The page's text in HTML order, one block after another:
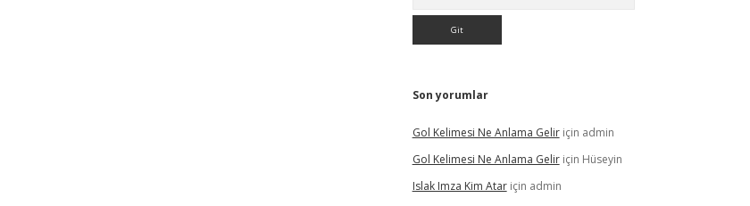
Son yorumlar
Gol Kelimesi Ne Anlama Geliriçin admin
Gol Kelimesi Ne Anlama Geliriçin Hüseyin
Islak Imza Kim Atariçin admin